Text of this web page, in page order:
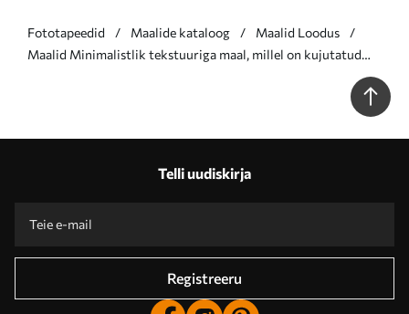
Fototapeedid Maalide kataloog
Maalid Loodus
Maalid Minimalistlik tekstuuriga maal, millel on kujutatud
Telli uudiskirja
Registreeru